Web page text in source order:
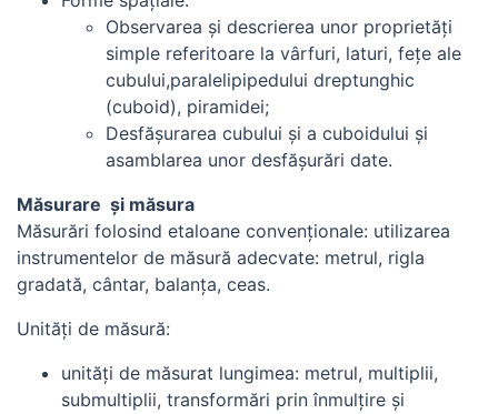
Observarea şi descrierea unor proprietăţi
simple referitoare la vârfuri, laturi, feţe ale
cubului,paralelipipedului dreptunghic
(cuboid), piramidei;
Desfăşurarea cubului şi a cuboidului şi
asamblarea unor desfăşurări date.
Măsurare şi măsura
Măsurări folosind etaloane convenţionale: utilizarea
instrumentelor de măsură adecvate: metrul, rigla
gradată, cântar, balanţa, ceas.
Unităţi de măsură:
unităţi de măsurat lungimea: metrul, multiplii,
submultiplii, transformări prin înmulţire şi